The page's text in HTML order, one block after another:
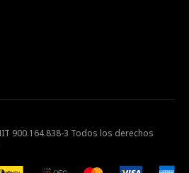
900.164.838-3 Todos los derechos